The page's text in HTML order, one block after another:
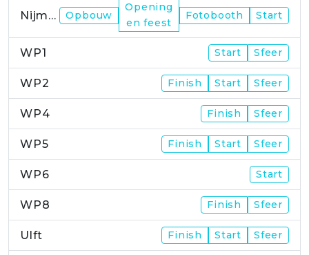
Nijmegen Opbouw
Opening
en feest
Fotobooth Start
WP1 Start Sfeer
WP2 Finish Start Sfeer
WP4 Finish Sfeer
WP5 Finish Start Sfeer
WP6 Start
WP8 Finish Sfeer
Ulft Finish Start Sfeer